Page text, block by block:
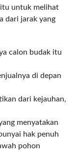
itu untuk melihat
dari jarak yang
calon budak itu
di depan
dari kejauhan,
menyatakan
hak penuh
pohon